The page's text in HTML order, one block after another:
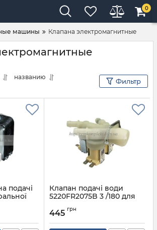
0
машины Клапана электромагнитные
названию
Фильтр
подачі
Клапан подачі води
5220FR2075B 3 /180 для
Артикул:
445 грн